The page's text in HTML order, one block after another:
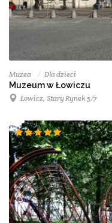
Muzea Dla dzieci
Muzeum w Łowiczu
Łowicz, Stary Rynek 5/7